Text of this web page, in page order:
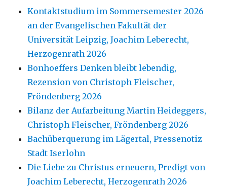
Kontaktstudium im Sommersemester 2026
an der Evangelischen Fakultät der
Universität Leipzig, Joachim Leberecht,
Herzogenrath 2026
Bonhoeffers Denken bleibt lebendig,
Rezension von Christoph Fleischer,
Fröndenberg 2026
Bilanz der Aufarbeitung Martin Heideggers,
Christoph Fleischer, Fröndenberg 2026
Bachüberquerung im Lägertal, Pressenotiz
Stadt Iserlohn
Die Liebe zu Christus erneuern, Predigt von
Joachim Leberecht, Herzogenrath 2026